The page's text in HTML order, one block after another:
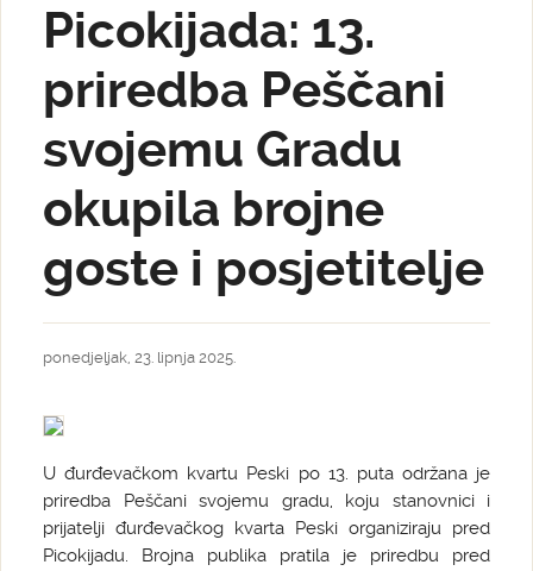
Picokijada: 13.
priredba Peščani
svojemu Gradu
okupila brojne
goste i posjetitelje
ponedjeljak, 23. lipnja 2025.
U đurđevačkom kvartu Peski po 13. puta održana je
priredba Peščani svojemu gradu, koju stanovnici i
prijatelji đurđevačkog kvarta Peski organiziraju pred
Picokijadu. Brojna publika pratila je priredbu pred